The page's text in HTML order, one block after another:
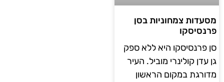
מסעדות צמחוניות בסן
פרנסיסקו
סן פרנסיסקו היא ללא ספק
גן עדן קולינרי מוביל. העיר
מדורגת במקום הראשון